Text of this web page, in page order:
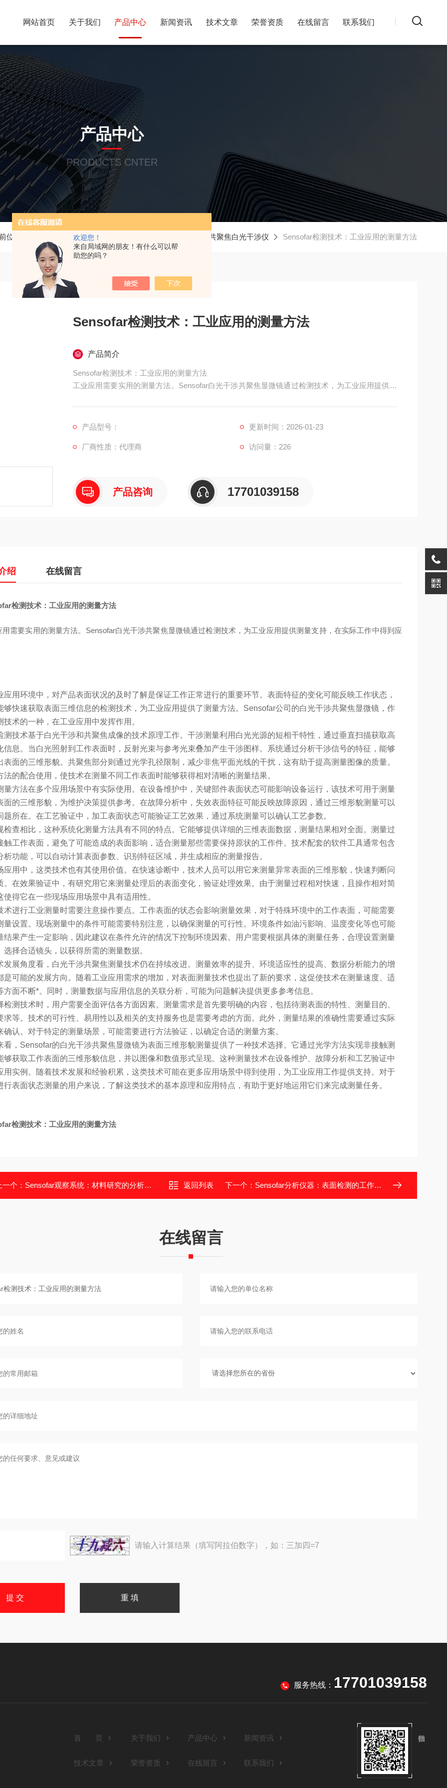
欢迎您！
来自局域网的朋友！有什么可以帮
助您的吗？
网站首页 关于我们 产品中心 新闻资讯 技术文章 荣誉资质 在线留言 联系我们
产品中心
PRODUCTS CNTER
位置： 产品中心 SENSOFAR共聚焦白光干涉仪 Sensofar检测技术：工业应用的测量方法
Sensofar检测技术：工业应用的测量方法
产品简介
Sensofar检测技术：工业应用的测量方法
工业应用需要实用的测量方法。Sensofar白光干涉共聚焦显微镜通过检测技术，为工业应用提供测
产品型号： 更新时间：2026-01-23
厂商性质：代理商 访问量：226
产品咨询 17701039158
绍 在线留言
检测技术：工业应用的测量方法
用需要实用的测量方法。Sensofar白光干涉共聚焦显微镜通过检测技术，为工业应用提供测量支持，在实际工作中得到应
应用环境中，对产品表面状况的及时了解是保证工作正常进行的重要环节。表面特征的变化可能反映工作状态，
够快速获取表面三维信息的检测技术，为工业应用提供了测量方法。Sensofar公司的白光干涉共聚焦显微镜，作
技术的一种，在工业应用中发挥作用。
测技术基于白光干涉和共聚焦成像的技术原理工作。干涉测量利用白光光源的短相干特性，通过垂直扫描获取高
信息。当白光照射到工作表面时，反射光束与参考光束叠加产生干涉图样。系统通过分析干涉信号的特征，能够
表面的三维形貌。共聚焦部分则通过光学孔径限制，减少非焦平面光线的干扰，这有助于提高测量图像的质量。
法的配合使用，使技术在测量不同工作表面时能够获得相对清晰的测量结果。
量方法在多个应用场景中有实际使用。在设备维护中，关键部件表面状态可能影响设备运行，该技术可用于测量
面的三维形貌，为维护决策提供参考。在故障分析中，失效表面特征可能反映故障原因，通过三维形貌测量可以
题所在。在工艺验证中，加工表面状态可能验证工艺效果，通过系统测量可以确认工艺参数。
检查相比，这种系统化测量方法具有不同的特点。它能够提供详细的三维表面数据，测量结果相对全面。测量过
触工作表面，避免了可能造成的表面影响，适合测量那些需要保持原状的工作件。技术配套的软件工具通常包含
析功能，可以自动计算表面参数、识别特征区域，并生成相应的测量报告。
应用中，这类技术也有其使用价值。在快速诊断中，技术人员可以用它来测量异常表面的三维形貌，快速判断问
。在效果验证中，有研究用它来测量处理后的表面变化，验证处理效果。由于测量过程相对快速，且操作相对简
使得它在一些现场应用场景中具有适用性。
术进行工业测量时需要注意操作要点。工作表面的状态会影响测量效果，对于特殊环境中的工作表面，可能需要
量设置。现场测量中的条件可能需要特别注意，以确保测量的可行性。环境条件如油污影响、温度变化等也可能
结果产生一定影响，因此建议在条件允许的情况下控制环境因素。用户需要根据具体的测量任务，合理设置测量
选择合适镜头，以获得所需的测量数据。
发展角度看，白光干涉共聚焦测量技术仍在持续改进。测量效率的提升、环境适应性的提高、数据分析能力的增
是可能的发展方向。随着工业应用需求的增加，对表面测量技术也提出了新的要求，这促使技术在测量速度、适
方面不断*。同时，测量数据与应用信息的关联分析，可能为问题解决提供更多参考信息。
检测技术时，用户需要全面评估各方面因素。测量需求是首先要明确的内容，包括待测表面的特性、测量目的、
求等。技术的可行性、易用性以及相关的支持服务也是需要考虑的方面。此外，测量结果的准确性需要通过实际
确认。对于特定的测量场景，可能需要进行方法验证，以确定合适的测量方案。
看，Sensofar的白光干涉共聚焦显微镜为表面三维形貌测量提供了一种技术选择。它通过光学方法实现非接触测
够获取工作表面的三维形貌信息，并以图像和数值形式呈现。这种测量技术在设备维护、故障分析和工艺验证中
用实例。随着技术发展和经验积累，这类技术可能在更多应用场景中得到使用，为工业应用工作提供支持。对于
行表面状态测量的用户来说，了解这类技术的基本原理和应用特点，有助于更好地运用它们来完成测量任务。
检测技术：工业应用的测量方法
一个： Sensofar观察系统：材料研究的分析工具 返回列表 下一个： Sensofar分析仪器：表面检测的工作设备
在线留言
请输入计算结果（填写阿拉伯数字），如：三加四=7
服务热线： 17701039158
首 页 关于我们 产品中心 新闻资讯
技术文章 荣誉资质 在线留言 联系我们